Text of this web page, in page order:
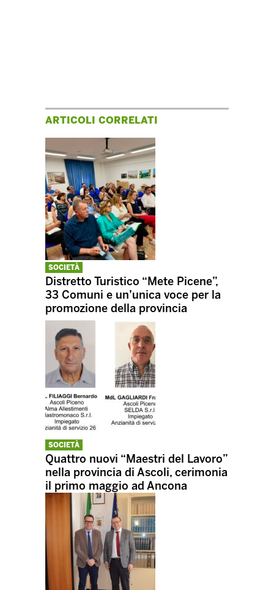
ARTICOLI CORRELATI
SOCIETÀ
Distretto Turistico “Mete Picene”,
33 Comuni e un’unica voce per la
promozione della provincia
SOCIETÀ
Quattro nuovi “Maestri del Lavoro”
nella provincia di Ascoli, cerimonia
il primo maggio ad Ancona